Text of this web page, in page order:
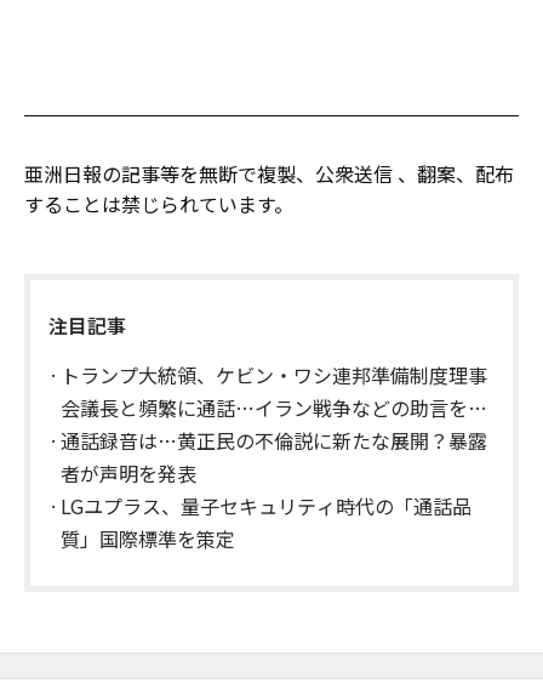
亜洲日報の記事等を無断で複製、公衆送信 、翻案、配布
することは禁じられています。
注目記事
トランプ大統領、ケビン・ワシ連邦準備制度理事
会議長と頻繁に通話…イラン戦争などの助言を求
める
通話録音は…黄正民の不倫説に新たな展開？暴露
者が声明を発表
LGユプラス、量子セキュリティ時代の「通話品
質」国際標準を策定